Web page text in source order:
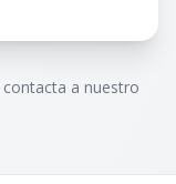
a nuestro